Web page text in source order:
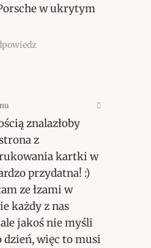
w ukrytym
znalazłoby
z
kartki w
przydatna! :)
ze łzami w
każdy z nas
jakoś nie myśli
dzień, więc to musi